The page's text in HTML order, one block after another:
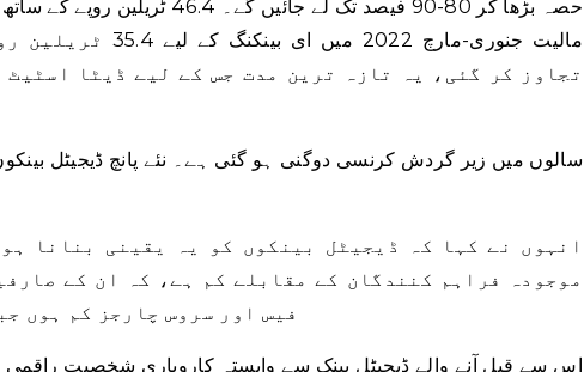
حصہ بڑھا کر 80-90 فیصد تک لے
مالیت جنوری-مارچ
تجاوز کر گئی، یہ تازہ ترین مدت جس کے لیے ڈیٹا
انہوں نے کہا کہ ڈیجیٹل بینکوں کو یہ یقینی بنانا
موجودہ فراہم کنندگان کے مقابلے کم ہے، کہ ان کے
فیس اور سروس چارجز کم ہوں
اس سے قبل آنے والے ڈیجیٹل بینک سے وابستہ کاروباری شخصیت